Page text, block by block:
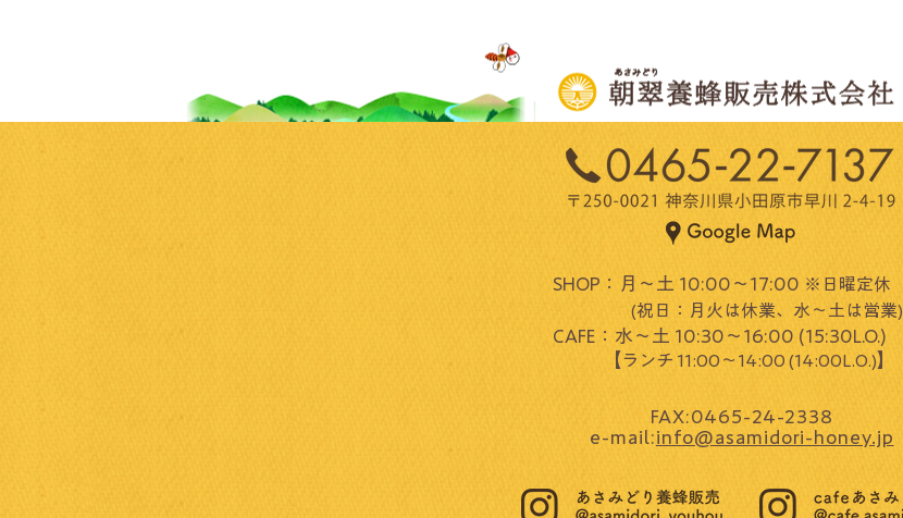
SHOP：月～土 10:00～17:00 ※日曜定休
(祝日：月火は休業、水～土は営業)​
CAFE：水～土 10:30～16:00 (15:30L.O.)
​ 【ランチ 11:00～14:00 (14:00L.O.)】
FAX:0465-24-2338
e-mail:info@asamidori-honey.jp